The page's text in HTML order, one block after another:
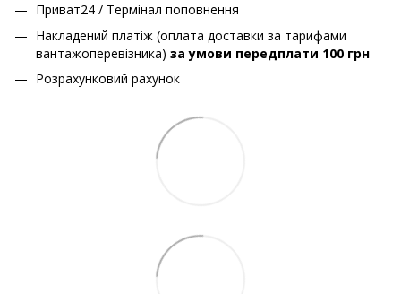
Приват24 / Термінал поповнення
Накладений платіж (оплата доставки за тарифами
вантажоперевізника) за умови передплати 100 грн
Розрахунковий рахунок